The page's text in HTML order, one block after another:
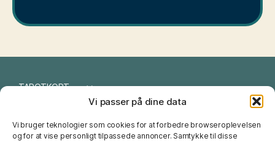
Vi passer på dine data
Vi bruger teknologier som cookies for at forbedre browseroplevelsen
og for at vise personligt tilpassede annoncer. Samtykke til disse
TAROTKORT
NUMEROLOGI